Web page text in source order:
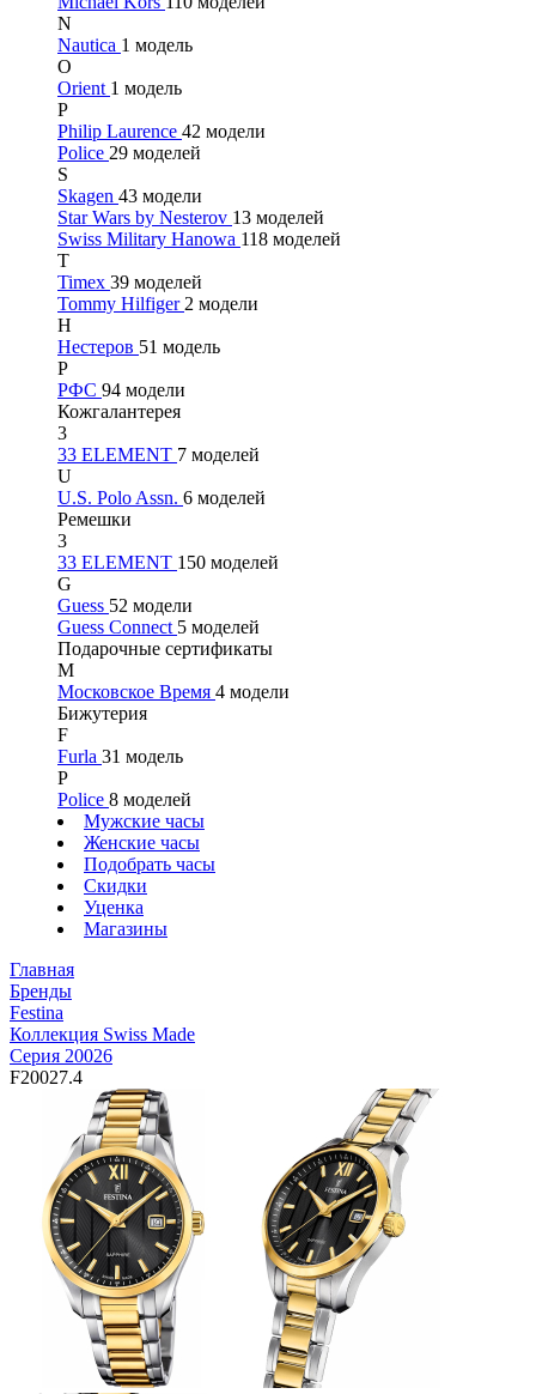
N
Nautica 1 модель
O
Orient 1 модель
P
Philip Laurence 42 модели
Police 29 моделей
S
Skagen 43 модели
Star Wars by Nesterov 13 моделей
Swiss Military Hanowa 118 моделей
T
Timex 39 моделей
Tommy Hilfiger 2 модели
Н
Нестеров 51 модель
Р
РФС 94 модели
Кожгалантерея
3
33 ELEMENT 7 моделей
U
U.S. Polo Assn. 6 моделей
Ремешки
3
33 ELEMENT 150 моделей
G
Guess 52 модели
Guess Connect 5 моделей
Подарочные сертификаты
М
Московское Время 4 модели
Бижутерия
F
Furla 31 модель
P
Police 8 моделей
Мужские часы
Женские часы
Подобрать часы
Скидки
Уценка
Магазины
Главная
Бренды
Festina
Коллекция Swiss Made
Серия 20026
F20027.4